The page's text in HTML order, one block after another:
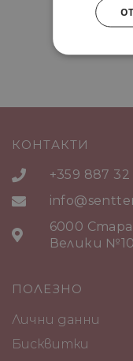
КОНТАКТИ
+359 887 32
6000 Стара
Велики
ПОЛЕЗНО
Лични данни
Бисквитки